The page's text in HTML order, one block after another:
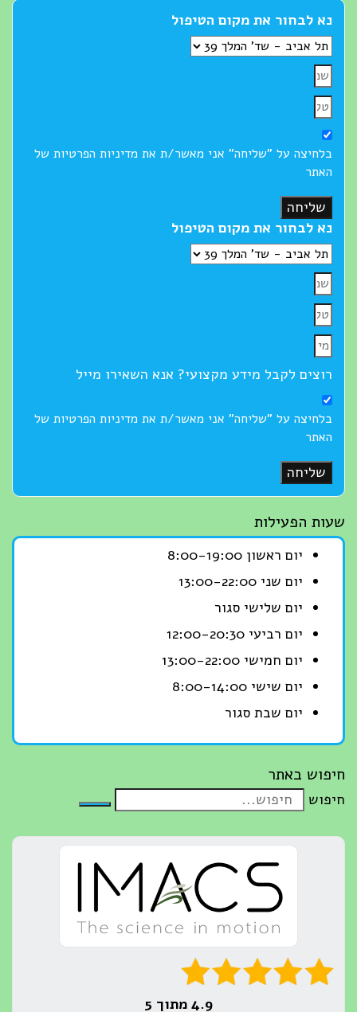
נא לבחור את מקום הטיפול
בלחיצה על "שליחה" אני מאשר/ת את מדיניות הפרטיות של
האתר
שליחה
נא לבחור את מקום הטיפול
רוצים לקבל מידע מקצועי? אנא השאירו מייל
בלחיצה על "שליחה" אני מאשר/ת את מדיניות הפרטיות של
האתר
שליחה
שעות הפעילות
יום ראשון 8:00-19:00
יום שני 13:00-22:00
יום שלישי סגור
יום רביעי 12:00-20:30
יום חמישי 13:00-22:00
יום שישי 8:00-14:00
יום שבת סגור
חיפוש באתר
חיפוש
4.9 מתוך 5